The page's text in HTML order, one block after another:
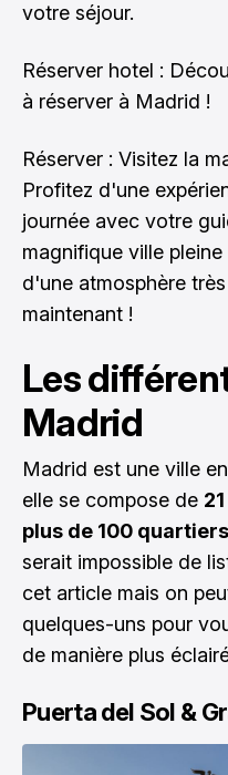
votre séjour.
Réserver hotel :
à réserver à Madrid !
Réserver : Visitez la
Profitez d'une
journée avec votre
magnifique ville
d'une atmosphère
maintenant !
Les
Madrid
Madrid est une ville
elle se compose de
plus de 100 quartiers
serait impossible de
cet article mais on
quelques-uns pour
de manière plus
Puerta del Sol &